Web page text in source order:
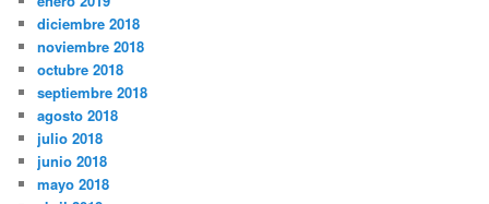
diciembre 2018
noviembre 2018
octubre 2018
septiembre 2018
agosto 2018
julio 2018
junio 2018
mayo 2018